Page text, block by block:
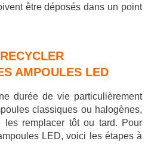
être déposés dans un point
AMPOULES LED
durée de vie particulièrement
classiques ou halogènes,
remplacer tôt ou tard. Pour
LED, voici les étapes à